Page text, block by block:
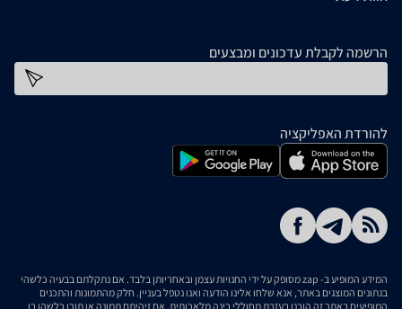
הרשמה לקבלת עדכונים ומבצעים
להורדת האפליקציה
המידע המופיע ב- zap מסופק על ידי החנויות עצמן ובאחריותן בלבד. אם נתקלתם בבעיה כלשהי
בנתונים המוצגים באתר, אנא שלחו אלינו הודעה ואנו נטפל בעניין. חלק מהתמונות והתכנים
המופיעים באתר זה הוכנו בעזרת מחוללי בינה מלאכותית. אם זיהיתם תמונה או תוכן כלשהו בו